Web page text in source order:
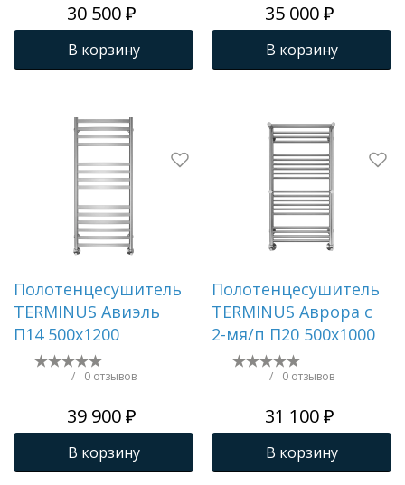
Душевые уголки и ограждения
30 500 ₽
В корзину
35 000 ₽
В корзину
Полотенцесушитель
TERMINUS Авиэль
П14 500х1200
/ 0 отзывов
39 900 ₽
В корзину
Полотенцесушитель
TERMINUS Аврора c
2-мя/п П20 500х1000
/ 0 отзывов
31 100 ₽
В корзину